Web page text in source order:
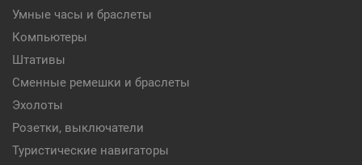
Умные часы и браслеты
Компьютеры
Штативы
Сменные ремешки и браслеты
Эхолоты
Розетки, выключатели
Туристические навигаторы